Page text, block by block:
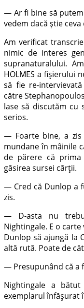
— Ar fi bine să putem
vedem dacă știe
Am verificat
nimic de interes
supranaturalului.
HOLMES a fișierului
să fie re-
către
lase să discutăm cu
serios.
— Foarte bine, a zis
mundane în mâinile
de părere că
găsirea sursei cărții.
— Cred că Dunlop a
zis.
— D-asta nu
Nightingale. E o
Dunlop să ajungă la
altă rută. Poate de
— Presupunând că a
Nightingale a
exemplarul înfășurat